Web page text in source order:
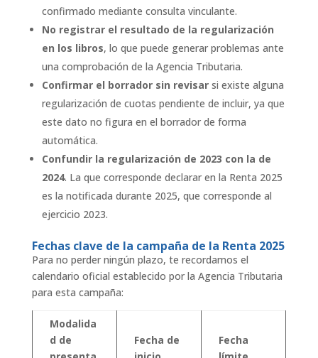
confirmado mediante consulta vinculante.
No registrar el resultado de la regularización
en los libros, lo que puede generar problemas ante
una comprobación de la Agencia Tributaria.
Confirmar el borrador sin revisarsi existe alguna
regularización de cuotas pendiente de incluir, ya que
este dato no figura en el borrador de forma
automática.
Confundir la regularización de 2023 con la de
2024. La que corresponde declarar en la Renta 2025
es la notificada durante 2025, que corresponde al
ejercicio 2023.
Fechas clave de la campaña de la Renta 2025
Para no perder ningún plazo, te recordamos el
calendario oficial establecido por la Agencia Tributaria
para esta campaña:
Modalida
d de
Fecha de
Fecha